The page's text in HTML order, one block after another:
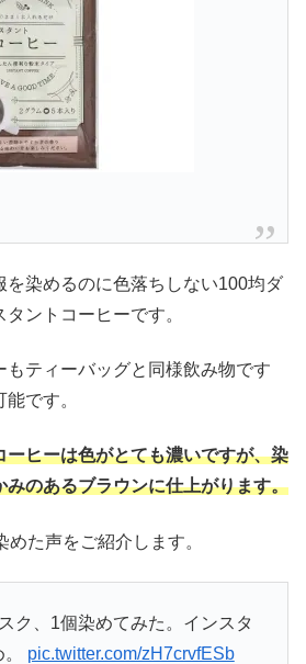
を染めるのに色落ちしない100均ダ
ントコーヒーです。
もティーバッグと同様飲み物です
です。
ーヒーは色がとても濃いですが、染
みのあるブラウンに仕上がります。
た声をご紹介します。
ク、1個染めてみた。インスタ
pic.twitter.com/zH7crvfESb